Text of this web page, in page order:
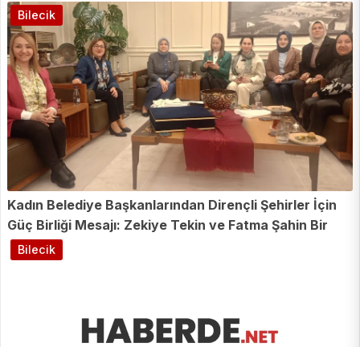
Kadın Belediye Başkanlarından Dirençli Şehirler İçin
Güç Birliği Mesajı: Zekiye Tekin ve Fatma Şahin Bir
Araya Geldi!
Bilecik
Bilecik